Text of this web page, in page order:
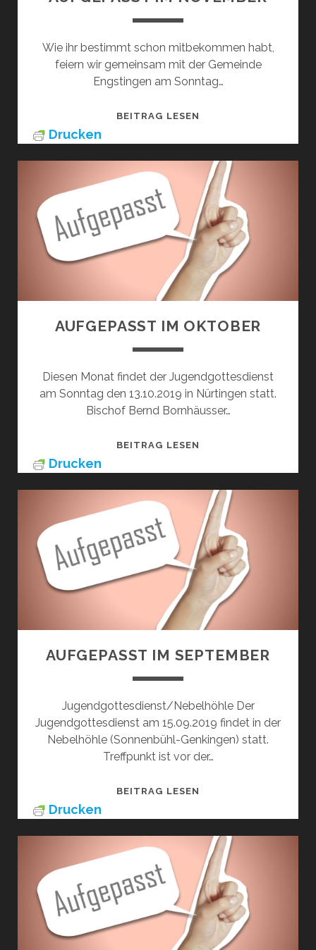
Wie ihr bestimmt schon mitbekommen habt,
feiern wir gemeinsam mit der Gemeinde
Engstingen am Sonntag…
BEITRAG LESEN
Drucken
AUFGEPASST IM OKTOBER
Diesen Monat findet der Jugendgottesdienst
am Sonntag den 13.10.2019 in Nürtingen statt.
Bischof Bernd Bornhäusser…
BEITRAG LESEN
Drucken
AUFGEPASST IM SEPTEMBER
Jugendgottesdienst/Nebelhöhle Der
Jugendgottesdienst am 15.09.2019 findet in der
Nebelhöhle (Sonnenbühl-Genkingen) statt.
Treffpunkt ist vor der…
BEITRAG LESEN
Drucken